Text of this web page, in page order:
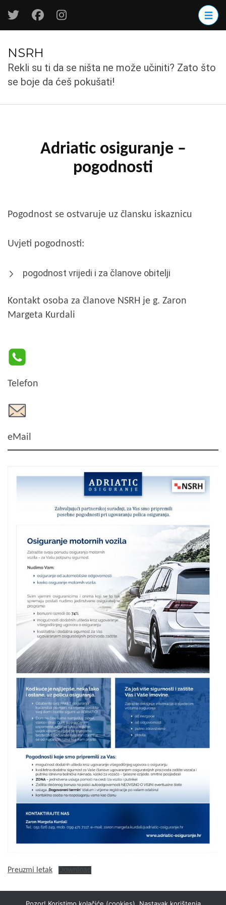
to
(Press
Enter)
NSRH
Rekli su ti da se ništa ne može učiniti? Zato što
se boje da ćeš pokušati!
Adriatic osiguranje –
pogodnosti
Pogodnost se ostvaruje uz člansku iskaznicu
Uvjeti pogodnosti:
pogodnost vrijedi i za članove obitelji
Kontakt osoba za članove NSRH je g. Zaron
Margeta Kurdali
Telefon
eMail
Preuzmi letak Download